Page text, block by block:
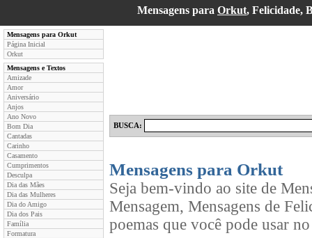
Mensagens para Orkut, Felicidade,
Mensagens para Orkut
Página Inicial
Orkut
Mensagens e Textos
Amizade
Amor
Aniversário
Anjos
Ano Novo
Bom Dia
Cantadas
Carinho
Casamento
Cumprimentos
Desculpa
Dia das Mães
Dia das Mulheres
Dia do Amigo
Dia dos Pais
Família
Formatura
BUSCA:
Mensagens para Orkut
Seja bem-vindo ao site de
Mensagem, Mensagens de
poemas que você pode usar